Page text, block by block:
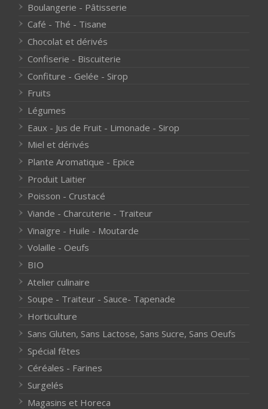
Boulangerie - Pâtisserie
Café - Thé - Tisane
Chocolat et dérivés
Confiserie - Biscuiterie
Confiture - Gelée - Sirop
Fruits
Légumes
Eaux - Jus de Fruit - Limonade - Sirop
Miel et dérivés
Plante Aromatique - Epice
Produit Laitier
Poisson - Crustacé
Viande - Charcuterie - Traiteur
Vinaigre - Huile - Moutarde
Volaille - Oeufs
BIO
Atelier culinaire
Soupe - Traiteur - Sauce- Tapenade
Horticulture
Sans Gluten, Sans Lactose, Sans Sucre, Sans Oeufs
Spécial fêtes
Céréales - Farines
Surgelés
Magasins et Horeca